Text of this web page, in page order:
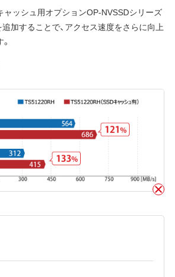
ャッシュ用オプションOP-NVSSDシリーズ
追加することで、アクセス速度をさらに向上